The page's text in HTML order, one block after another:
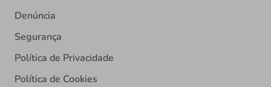
Denúncia
Segurança
Política de Privacidade
Política de Cookies